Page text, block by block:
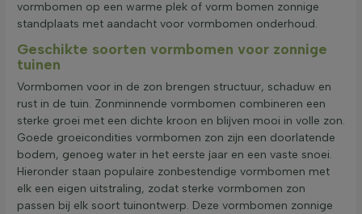
vormbomen op een warme plek of vorm bomen zonnige
standplaats met aandacht voor vormbomen onderhoud.
Geschikte soorten vormbomen voor zonnige
tuinen
Vormbomen voor in de zon brengen structuur, schaduw en
rust in de tuin. Zonminnende vormbomen combineren een
sterke groei met een dichte kroon en blijven mooi in volle zon.
Goede groeicondities vormbomen zon zijn een doorlatende
bodem, genoeg water in het eerste jaar en een vaste snoei.
Hieronder staan populaire zonbestendige vormbomen met
elk een eigen uitstraling, zodat sterke vormbomen zon
passen bij elk soort tuinontwerp. Deze vormbomen zonnige